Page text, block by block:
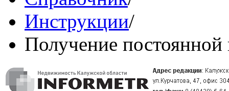
Инструкции/
Получение